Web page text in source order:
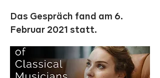
Das Gespräch fand am 6.
Februar 2021 statt.